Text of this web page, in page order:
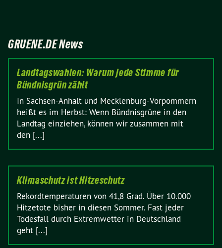
GRUENE.DE News
Landtagswahlen: Warum jede Stimme für
Bündnisgrün zählt
In Sachsen-Anhalt und Mecklenburg-Vorpommern
heißt es im Herbst: Wenn Bündnisgrüne in den
Landtag einziehen, können wir zusammen mit
den [...]
Klimaschutz ist Hitzeschutz
Rekordtemperaturen von 41,8 Grad. Über 10.000
Hitzetote bisher in diesen Sommer. Fast jeder
Todesfall durch Extremwetter in Deutschland
geht [...]